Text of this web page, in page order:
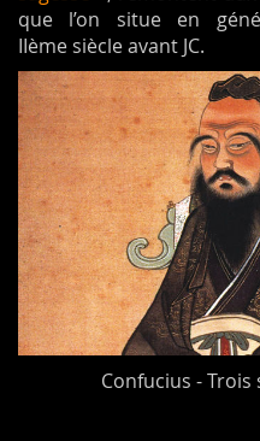
que l’on situe en
IIème siècle avant JC.
Confucius - Trois